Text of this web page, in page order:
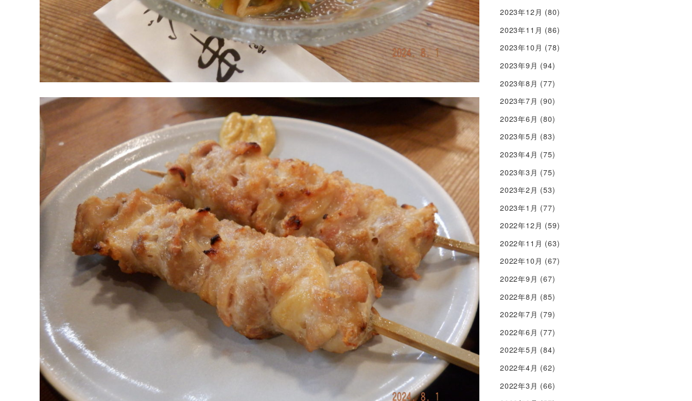
2023年12月 (80)
2023年11月 (86)
2023年10月 (78)
2023年9月 (94)
2023年8月 (77)
2023年7月 (90)
2023年6月 (80)
2023年5月 (83)
2023年4月 (75)
2023年3月 (75)
2023年2月 (53)
2023年1月 (77)
2022年12月 (59)
2022年11月 (63)
2022年10月 (67)
2022年9月 (67)
2022年8月 (85)
2022年7月 (79)
2022年6月 (77)
2022年5月 (84)
2022年4月 (62)
2022年3月 (66)